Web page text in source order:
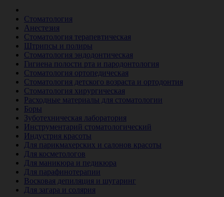
Стоматология
Анестезия
Стоматология терапевтическая
Штрипсы и полиры
Стоматология эндодонтическая
Гигиена полости рта и пародонтология
Стоматология ортопедическая
Стоматология детского возраста и ортодонтия
Стоматология хирургическая
Расходные материалы для стоматологии
Боры
Зуботехническая лаборатория
Инструментарий стоматологический
Индустрия красоты
Для парикмахерских и салонов красоты
Для косметологов
Для маникюра и педикюра
Для парафинотерапии
Восковая депиляция и шугаринг
Для загара и солярия